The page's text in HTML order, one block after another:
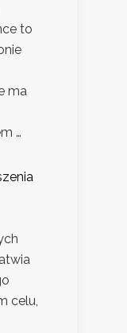
to
ma
…
celu,